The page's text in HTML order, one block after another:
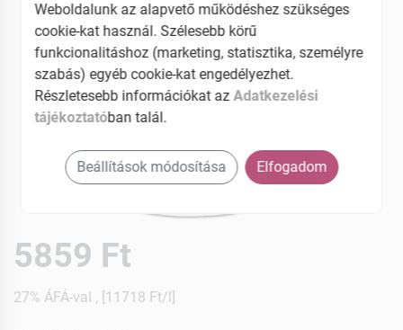
5859 Ft
27% ÁFÁ-val , [11718 Ft/l]
Weboldalunk az alapvető működéshez szükséges
cookie-kat használ. Szélesebb körű
funkcionalitáshoz (marketing, statisztika, személyre
szabás) egyéb cookie-kat engedélyezhet.
Részletesebb információkat azAdatkezelési
tájékoztatóban talál.
Beállítások módosítása Elfogadom